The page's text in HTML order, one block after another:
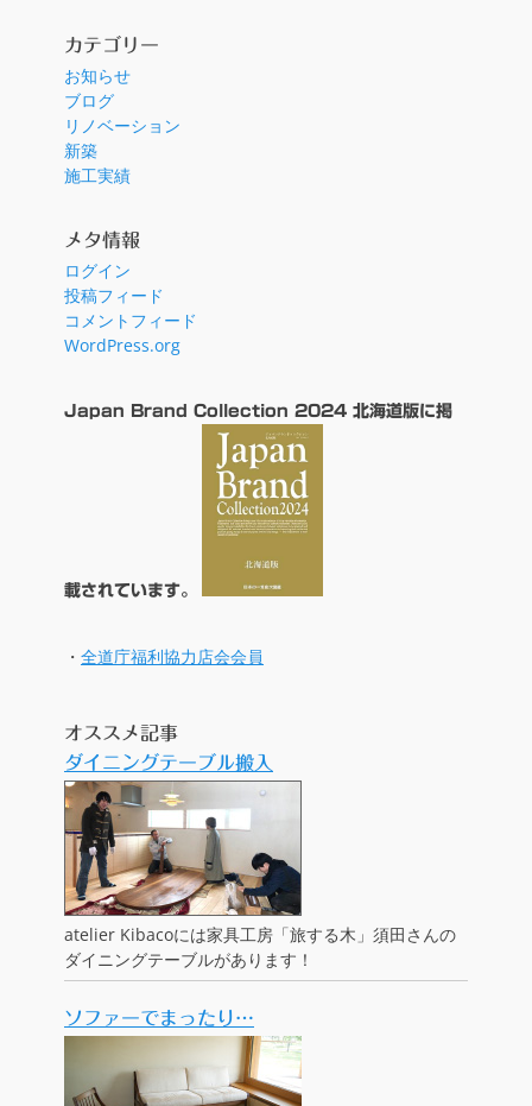
カテゴリー
お知らせ
ブログ
リノベーション
新築
施工実績
メタ情報
ログイン
投稿フィード
コメントフィード
WordPress.org
Japan Brand Collection 2024 北海道版に掲
載されています。
・ 全道庁福利協力店会会員
オススメ記事
ダイニングテーブル搬入
atelier Kibacoには家具工房「旅する木」須田さんの
ダイニングテーブルがあります！
ソファーでまったり…